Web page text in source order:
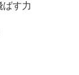
す力